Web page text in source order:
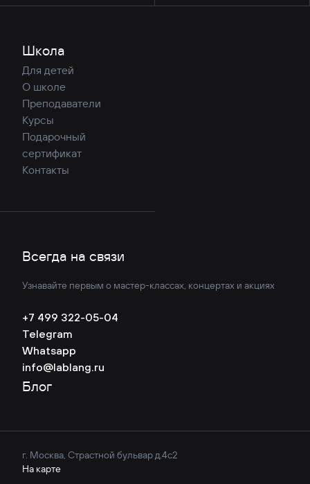
Школа
Для детей
О школе
Преподаватели
Курсы
Подарочный
сертификат
Контакты
Всегда на связи
Узнавайте первым о мастер-классах, концертах и акциях
+7 499 322-05-04
Telegram
Whatsapp
info@lablang.ru
Блог
г. Москва, Страстной бульвар д.4с2
На карте